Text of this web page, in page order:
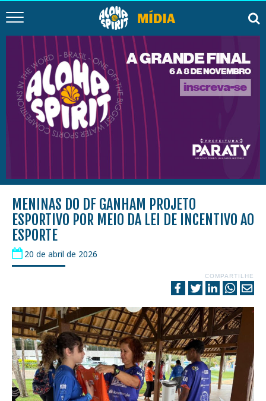
MENINAS DO DF GANHAM PROJETO
ESPORTIVO POR MEIO DA LEI DE INCENTIVO AO
ESPORTE
20 de abril de 2026
COMPARTILHE